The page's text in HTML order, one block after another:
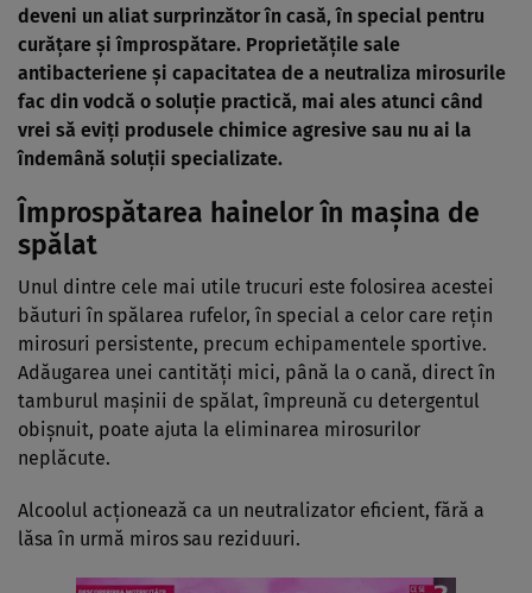
deveni un aliat surprinzător în casă, în special pentru
curățare și împrospătare. Proprietățile sale
antibacteriene și capacitatea de a neutraliza mirosurile
fac din vodcă o soluție practică, mai ales atunci când
vrei să eviți produsele chimice agresive sau nu ai la
îndemână soluții specializate.
Împrospătarea hainelor în mașina de
spălat
Unul dintre cele mai utile trucuri este folosirea acestei
băuturi în spălarea rufelor, în special a celor care rețin
mirosuri persistente, precum echipamentele sportive.
Adăugarea unei cantități mici, până la o cană, direct în
tamburul mașinii de spălat, împreună cu detergentul
obișnuit, poate ajuta la eliminarea mirosurilor
neplăcute.
Alcoolul acționează ca un neutralizator eficient, fără a
lăsa în urmă miros sau reziduuri.